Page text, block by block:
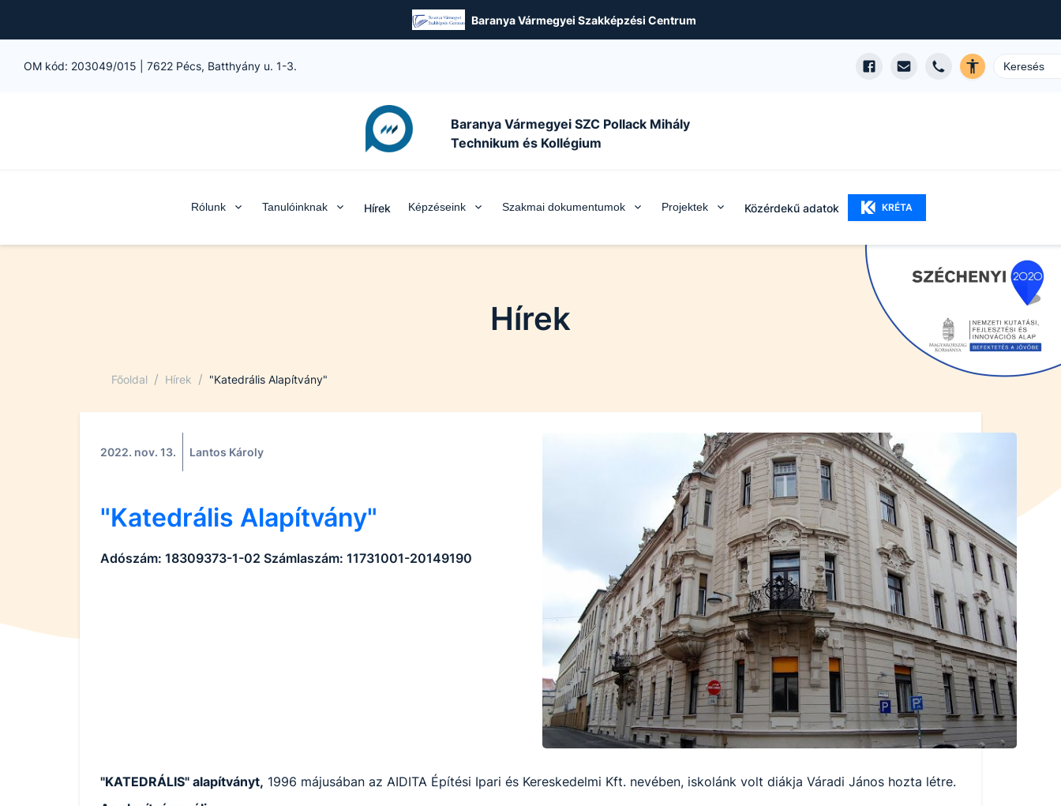
Baranya Vármegyei Szakképzési Centrum
OM kód: 203049/015 7622 Pécs, Batthyány u. 1-3.
Baranya Vármegyei SZC Pollack Mihály
Technikum és Kollégium
Rólunk Tanulóinknak Hírek Képzéseink Szakmai dokumentumok Projektek Közérdekű adatok KRÉTA
Hírek
Főoldal / Hírek / "Katedrális Alapítvány"
2022. nov. 13. Lantos Károly
"Katedrális Alapítvány"
Adószám: 18309373-1-02 Számlaszám: 11731001-20149190
"KATEDRÁLIS" alapítványt, 1996 májusában az AIDITA Építési Ipari és Kereskedelmi Kft. nevében, iskolánk volt diákja Váradi János hozta létre.